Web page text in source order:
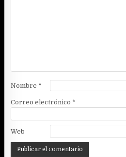
Nombre *
Correo electrónico *
Web